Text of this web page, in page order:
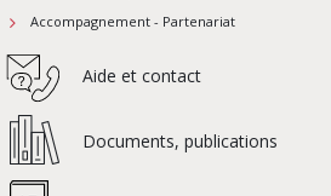
Accompagnement - Partenariat
Aide et contact
Documents, publications